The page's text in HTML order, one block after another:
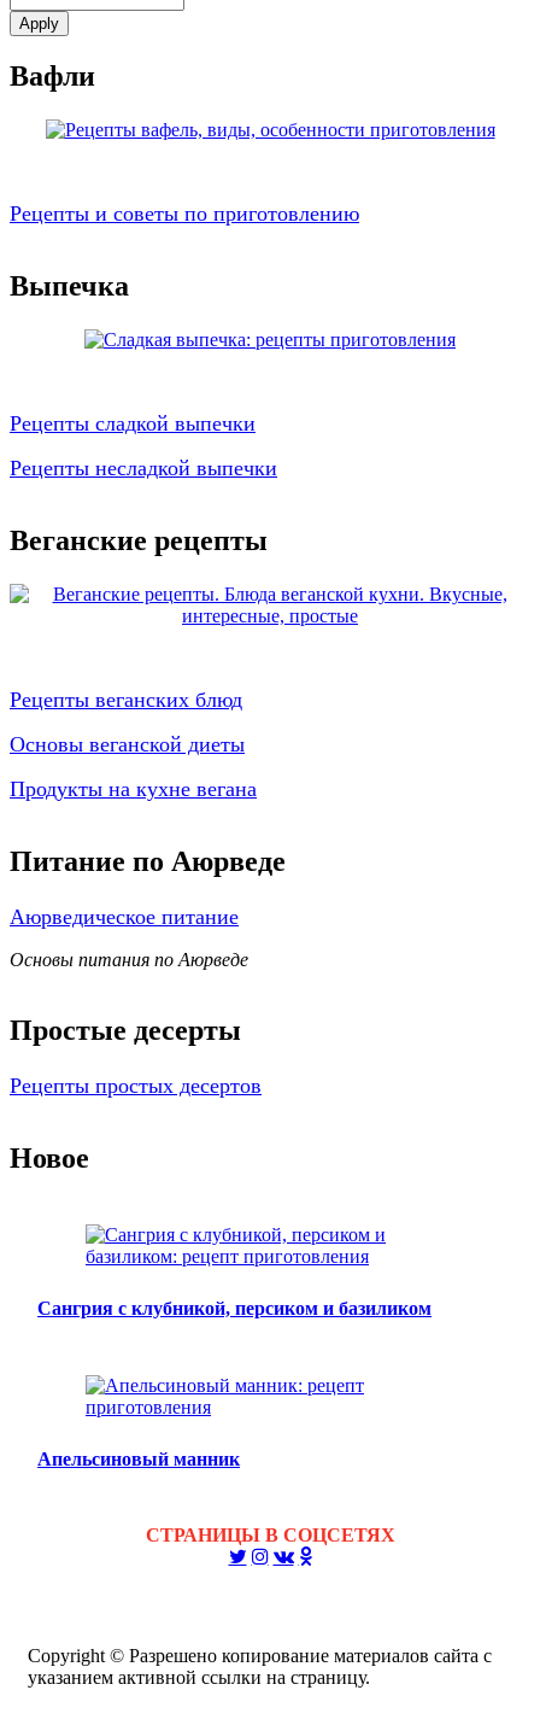
Вафли
Рецепты и советы по приготовлению
Выпечка
Рецепты сладкой выпечки
Рецепты несладкой выпечки
Веганские рецепты
Рецепты веганских блюд
Основы веганской диеты
Продукты на кухне вегана
Питание по Аюрведе
Аюрведическое питание
Основы питания по Аюрведе
Простые десерты
Рецепты простых десертов
Новое
Сангрия с клубникой, персиком и базиликом
Апельсиновый манник
СТРАНИЦЫ В СОЦСЕТЯХ
Copyright © Разрешено копирование материалов сайта с
указанием активной ссылки на страницу.